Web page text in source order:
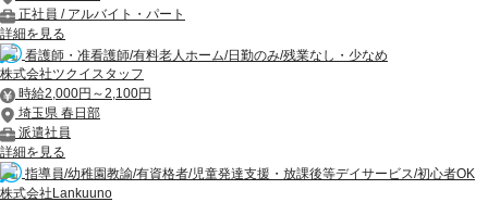
正社員 / アルバイト・パート
詳細を見る
看護師・准看護師/有料老人ホーム/日勤のみ/残業なし・少なめ
株式会社ツクイスタッフ
時給2,000円～2,100円
埼玉県 春日部
派遣社員
詳細を見る
指導員/幼稚園教諭/有資格者/児童発達支援・放課後等デイサービス/初心者OK
株式会社Lankuuno